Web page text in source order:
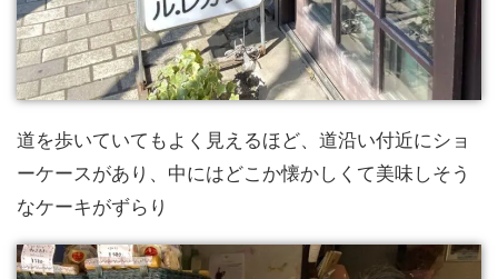
道を歩いていてもよく見えるほど、道沿い付近にショ
ーケースがあり、中にはどこか懐かしくて美味しそう
なケーキがずらり